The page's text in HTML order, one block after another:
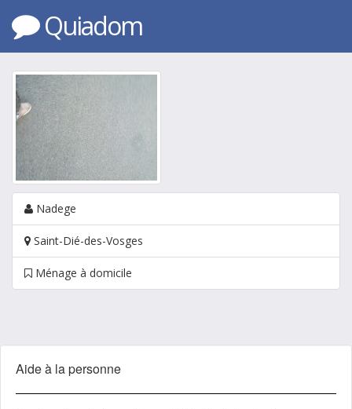
Quiadom
Nadege
Saint-Dié-des-Vosges
Ménage à domicile
Aide à la personne